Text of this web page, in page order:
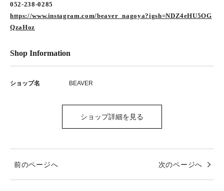
052-238-0285
https://www.instagram.com/beaver_nagoya?igsh=NDZ4eHU5OG
QzaHoz
Shop Information
ショップ名 BEAVER
ショップ詳細を見る
前のページへ 次のページへ